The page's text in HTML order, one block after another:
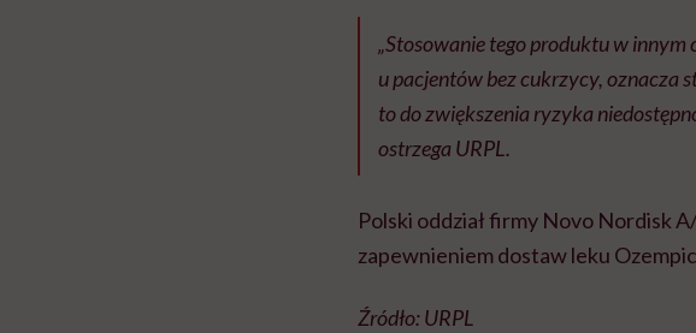
„Stosowanie tego produktu w
u pacjentów bez cukrzycy, oznacza
to do zwiększenia ryzyka
ostrzega URPL.
Polski oddział firmy Novo Nordisk
zapewnieniem dostaw leku
Źródło: URPL